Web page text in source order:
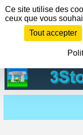
Panneau de gestion
Ce site utilise des
ceux que vous
Tout accepter